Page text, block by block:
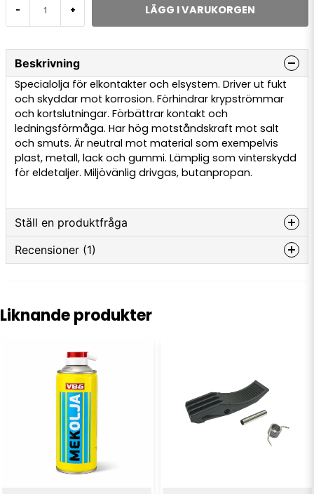
- + LÄGG I VARUKORGEN
Beskrivning
Specialolja för elkontakter och elsystem. Driver ut fukt
och skyddar mot korrosion. Förhindrar krypströmmar
och kortslutningar. Förbättrar kontakt och
ledningsförmåga. Har hög motståndskraft mot salt
och smuts. Är neutral mot material som exempelvis
plast, metall, lack och gummi. Lämplig som vinterskydd
för eldetaljer. Miljövänlig drivgas, butanpropan.
Ställ en produktfråga
question
Fråga oss något om denna produkten...
E-postadress
Ja, ni får publicera min fråga
Recensioner (1)
Smörjer bra..!
Liknande produkter